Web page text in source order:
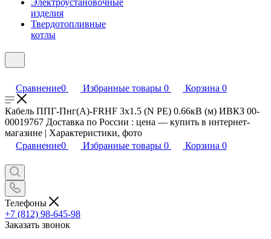
Электроустановочные
изделия
Твердотопливные
котлы
Сравнение0 Избранные товары 0 Корзина 0
Кабель ППГ-Пнг(А)-FRHF 3х1.5 (N PE) 0.66кВ (м) ИВКЗ 00-
00019767 Доставка по России : цена — купить в интернет-
магазине | Характеристики, фото
Сравнение0 Избранные товары 0 Корзина 0
Телефоны
+7 (812) 98-645-98
Заказать звонок